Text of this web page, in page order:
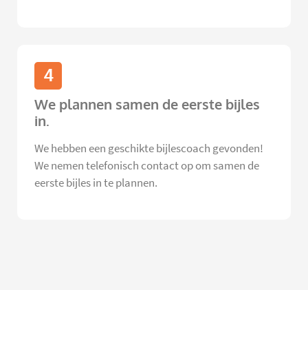
4
We plannen samen de eerste bijles
in.
We hebben een geschikte bijlescoach gevonden!
We nemen telefonisch contact op om samen de
eerste bijles in te plannen.